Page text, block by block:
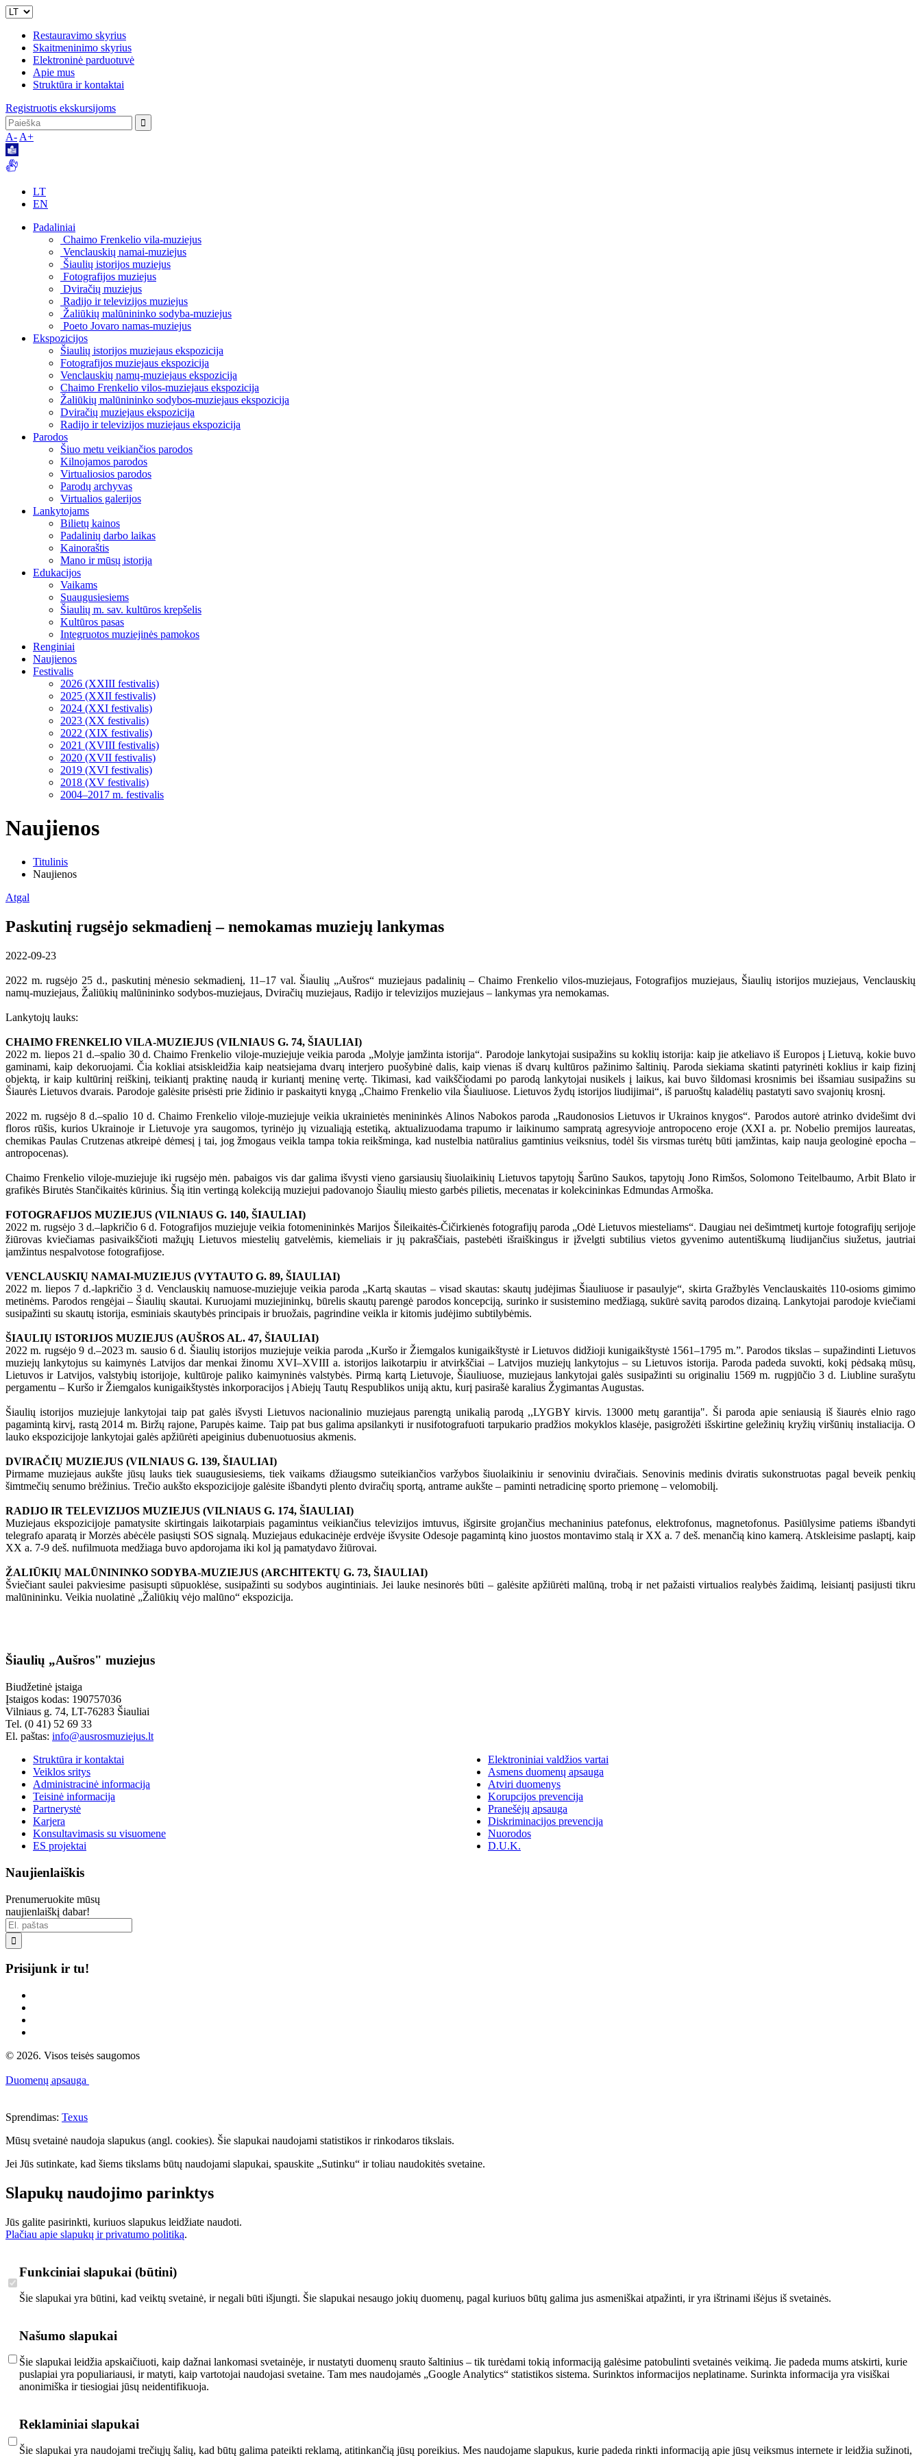
Restauravimo skyrius
Skaitmeninimo skyrius
Elektroninė parduotuvė
Apie mus
Struktūra ir kontaktai
Registruotis ekskursijoms
A- A+
LT
EN
Padaliniai
Chaimo Frenkelio vila-muziejus
Venclauskių namai-muziejus
Šiaulių istorijos muziejus
Fotografijos muziejus
Dviračių muziejus
Radijo ir televizijos muziejus
Žaliūkių malūnininko sodyba-muziejus
Poeto Jovaro namas-muziejus
Ekspozicijos
Šiaulių istorijos muziejaus ekspozicija
Fotografijos muziejaus ekspozicija
Venclauskių namų-muziejaus ekspozicija
Chaimo Frenkelio vilos-muziejaus ekspozicija
Žaliūkių malūnininko sodybos-muziejaus ekspozicija
Dviračių muziejaus ekspozicija
Radijo ir televizijos muziejaus ekspozicija
Parodos
Šiuo metu veikiančios parodos
Kilnojamos parodos
Virtualiosios parodos
Parodų archyvas
Virtualios galerijos
Lankytojams
Bilietų kainos
Padalinių darbo laikas
Kainoraštis
Mano ir mūsų istorija
Edukacijos
Vaikams
Suaugusiesiems
Šiaulių m. sav. kultūros krepšelis
Kultūros pasas
Integruotos muziejinės pamokos
Renginiai
Naujienos
Festivalis
2026 (XXIII festivalis)
2025 (XXII festivalis)
2024 (XXI festivalis)
2023 (XX festivalis)
2022 (XIX festivalis)
2021 (XVIII festivalis)
2020 (XVII festivalis)
2019 (XVI festivalis)
2018 (XV festivalis)
2004–2017 m. festivalis
Naujienos
Titulinis
Naujienos
Atgal
Paskutinį rugsėjo sekmadienį – nemokamas muziejų lankymas
2022-09-23
2022 m. rugsėjo 25 d., paskutinį mėnesio sekmadienį, 11–17 val. Šiaulių „Aušros“ muziejaus padalinių – Chaimo Frenkelio vilos-muziejaus, Fotografijos muziejaus, Šiaulių istorijos muziejaus, Venclauskių
namų-muziejaus, Žaliūkių malūnininko sodybos-muziejaus, Dviračių muziejaus, Radijo ir televizijos muziejaus – lankymas yra nemokamas.
Lankytojų lauks:
CHAIMO FRENKELIO VILA-MUZIEJUS (VILNIAUS G. 74, ŠIAULIAI)
2022 m. liepos 21 d.–spalio 30 d. Chaimo Frenkelio viloje-muziejuje veikia paroda „Molyje įamžinta istorija“. Parodoje lankytojai susipažins su koklių istorija: kaip jie atkeliavo iš Europos į Lietuvą, kokie buvo
gaminami, kaip dekoruojami. Čia kokliai atsiskleidžia kaip neatsiejama dvarų interjero puošybinė dalis, kaip vienas iš dvarų kultūros pažinimo šaltinių. Paroda siekiama skatinti patyrinėti koklius ir kaip fizinį
objektą, ir kaip kultūrinį reiškinį, teikiantį praktinę naudą ir kuriantį meninę vertę. Tikimasi, kad vaikščiodami po parodą lankytojai nusikels į laikus, kai buvo šildomasi krosnimis bei išsamiau susipažins su
Šiaurės Lietuvos dvarais. Parodoje galėsite prisėsti prie židinio ir paskaityti knygą „Chaimo Frenkelio vila Šiauliuose. Lietuvos žydų istorijos liudijimai“, iš paruoštų kaladėlių pastatyti savo svajonių krosnį.
2022 m. rugsėjo 8 d.–spalio 10 d. Chaimo Frenkelio viloje-muziejuje veikia ukrainietės menininkės Alinos Nabokos paroda „Raudonosios Lietuvos ir Ukrainos knygos“. Parodos autorė atrinko dvidešimt dvi
floros rūšis, kurios Ukrainoje ir Lietuvoje yra saugomos, tyrinėjo jų vizualiąją estetiką, aktualizuodama trapumo ir laikinumo sampratą agresyvioje antropoceno eroje (XXI a. pr. Nobelio premijos laureatas,
chemikas Paulas Crutzenas atkreipė dėmesį į tai, jog žmogaus veikla tampa tokia reikšminga, kad nustelbia natūralius gamtinius veiksnius, todėl šis virsmas turėtų būti įamžintas, kaip nauja geologinė epocha –
antropocenas).
Chaimo Frenkelio viloje-muziejuje iki rugsėjo mėn. pabaigos vis dar galima išvysti vieno garsiausių šiuolaikinių Lietuvos tapytojų Šarūno Saukos, tapytojų Jono Rimšos, Solomono Teitelbaumo, Arbit Blato ir
grafikės Birutės Stančikaitės kūrinius. Šią itin vertingą kolekciją muziejui padovanojo Šiaulių miesto garbės pilietis, mecenatas ir kolekcininkas Edmundas Armoška.
FOTOGRAFIJOS MUZIEJUS (VILNIAUS G. 140, ŠIAULIAI)
2022 m. rugsėjo 3 d.–lapkričio 6 d. Fotografijos muziejuje veikia fotomenininkės Marijos Šileikaitės-Čičirkienės fotografijų paroda „Odė Lietuvos miesteliams“. Daugiau nei dešimtmetį kurtoje fotografijų serijoje
žiūrovas kviečiamas pasivaikščioti mažųjų Lietuvos miestelių gatvelėmis, kiemeliais ir jų pakraščiais, pastebėti išraiškingus ir įžvelgti subtilius vietos gyvenimo autentiškumą liudijančius siužetus, jautriai
įamžintus nespalvotose fotografijose.
VENCLAUSKIŲ NAMAI-MUZIEJUS (VYTAUTO G. 89, ŠIAULIAI)
2022 m. liepos 7 d.-lapkričio 3 d. Venclauskių namuose-muziejuje veikia paroda „Kartą skautas – visad skautas: skautų judėjimas Šiauliuose ir pasaulyje“, skirta Gražbylės Venclauskaitės 110-osioms gimimo
metinėms. Parodos rengėjai – Šiaulių skautai. Kuruojami muziejininkų, būrelis skautų parengė parodos koncepciją, surinko ir susistemino medžiagą, sukūrė savitą parodos dizainą. Lankytojai parodoje kviečiami
susipažinti su skautų istorija, esminiais skautybės principais ir bruožais, pagrindine veikla ir kitomis judėjimo subtilybėmis.
ŠIAULIŲ ISTORIJOS MUZIEJUS (AUŠROS AL. 47, ŠIAULIAI)
2022 m. rugsėjo 9 d.–2023 m. sausio 6 d. Šiaulių istorijos muziejuje veikia paroda „Kuršo ir Žiemgalos kunigaikštystė ir Lietuvos didžioji kunigaikštystė 1561–1795 m.”. Parodos tikslas – supažindinti Lietuvos
muziejų lankytojus su kaimynės Latvijos dar menkai žinomu XVI–XVIII a. istorijos laikotarpiu ir atvirkščiai – Latvijos muziejų lankytojus – su Lietuvos istorija. Paroda padeda suvokti, kokį pėdsaką mūsų,
Lietuvos ir Latvijos, valstybių istorijoje, kultūroje paliko kaimyninės valstybės. Pirmą kartą Lietuvoje, Šiauliuose, muziejaus lankytojai galės susipažinti su originaliu 1569 m. rugpjūčio 3 d. Liubline surašytu
pergamentu – Kuršo ir Žiemgalos kunigaikštystės inkorporacijos į Abiejų Tautų Respublikos uniją aktu, kurį pasirašė karalius Žygimantas Augustas.
Šiaulių istorijos muziejuje lankytojai taip pat galės išvysti Lietuvos nacionalinio muziejaus parengtą unikalią parodą ,,LYGBY kirvis. 13000 metų garantija". Ši paroda apie seniausią iš šiaurės elnio rago
pagamintą kirvį, rastą 2014 m. Biržų rajone, Parupės kaime. Taip pat bus galima apsilankyti ir nusifotografuoti tarpukario pradžios mokyklos klasėje, pasigrožėti išskirtine geležinių kryžių viršūnių instaliacija. O
lauko ekspozicijoje lankytojai galės apžiūrėti apeiginius dubenuotuosius akmenis.
DVIRAČIŲ MUZIEJUS (VILNIAUS G. 139, ŠIAULIAI)
Pirmame muziejaus aukšte jūsų lauks tiek suaugusiesiems, tiek vaikams džiaugsmo suteikiančios varžybos šiuolaikiniu ir senoviniu dviračiais. Senovinis medinis dviratis sukonstruotas pagal beveik penkių
šimtmečių senumo brėžinius. Trečio aukšto ekspozicijoje galėsite išbandyti plento dviračių sportą, antrame aukšte – paminti netradicinę sporto priemonę – velomobilį.
RADIJO IR TELEVIZIJOS MUZIEJUS (VILNIAUS G. 174, ŠIAULIAI)
Muziejaus ekspozicijoje pamatysite skirtingais laikotarpiais pagamintus veikiančius televizijos imtuvus, išgirsite grojančius mechaninius patefonus, elektrofonus, magnetofonus. Pasiūlysime patiems išbandyti
telegrafo aparatą ir Morzės abėcėle pasiųsti SOS signalą. Muziejaus edukacinėje erdvėje išvysite Odesoje pagamintą kino juostos montavimo stalą ir XX a. 7 deš. menančią kino kamerą. Atskleisime paslaptį, kaip
XX a. 7-9 deš. nufilmuota medžiaga buvo apdorojama iki kol ją pamatydavo žiūrovai.
ŽALIŪKIŲ MALŪNININKO SODYBA-MUZIEJUS (ARCHITEKTŲ G. 73, ŠIAULIAI)
Šviečiant saulei pakviesime pasisupti sūpuoklėse, susipažinti su sodybos augintiniais. Jei lauke nesinorės būti – galėsite apžiūrėti malūną, trobą ir net pažaisti virtualios realybės žaidimą, leisiantį pasijusti tikru
malūnininku. Veikia nuolatinė „Žaliūkių vėjo malūno“ ekspozicija.
Šiaulių „Aušros" muziejus
Biudžetinė įstaiga
Įstaigos kodas: 190757036
Vilniaus g. 74, LT-76283 Šiauliai
Tel. (0 41) 52 69 33
El. paštas: info@ausrosmuziejus.lt
Struktūra ir kontaktai
Veiklos sritys
Administracinė informacija
Teisinė informacija
Partnerystė
Karjera
Konsultavimasis su visuomene
ES projektai
Elektroniniai valdžios vartai
Asmens duomenų apsauga
Atviri duomenys
Korupcijos prevencija
Pranešėjų apsauga
Diskriminacijos prevencija
Nuorodos
D.U.K.
Naujienlaiškis
Prenumeruokite mūsų
naujienlaiškį dabar!

Prisijunk ir tu!
© 2026. Visos teisės saugomos
Duomenų apsauga
Sprendimas: Texus
Mūsų svetainė naudoja slapukus (angl. cookies). Šie slapukai naudojami statistikos ir rinkodaros tikslais.
Jei Jūs sutinkate, kad šiems tikslams būtų naudojami slapukai, spauskite „Sutinku“ ir toliau naudokitės svetaine.
Slapukų naudojimo parinktys
Jūs galite pasirinkti, kuriuos slapukus leidžiate naudoti.
Plačiau apie slapukų ir privatumo politiką.
Funkciniai slapukai (būtini)
Šie slapukai yra būtini, kad veiktų svetainė, ir negali būti išjungti. Šie slapukai nesaugo jokių duomenų, pagal kuriuos būtų galima jus asmeniškai atpažinti, ir yra ištrinami išėjus iš svetainės.
Našumo slapukai
Šie slapukai leidžia apskaičiuoti, kaip dažnai lankomasi svetainėje, ir nustatyti duomenų srauto šaltinius – tik turėdami tokią informaciją galėsime patobulinti svetainės veikimą. Jie padeda mums atskirti, kurie
puslapiai yra populiariausi, ir matyti, kaip vartotojai naudojasi svetaine. Tam mes naudojamės „Google Analytics“ statistikos sistema. Surinktos informacijos neplatiname. Surinkta informacija yra visiškai
anonimiška ir tiesiogiai jūsų neidentifikuoja.
Reklaminiai slapukai
Šie slapukai yra naudojami trečiųjų šalių, kad būtų galima pateikti reklamą, atitinkančią jūsų poreikius. Mes naudojame slapukus, kurie padeda rinkti informaciją apie jūsų veiksmus internete ir leidžia sužinoti,